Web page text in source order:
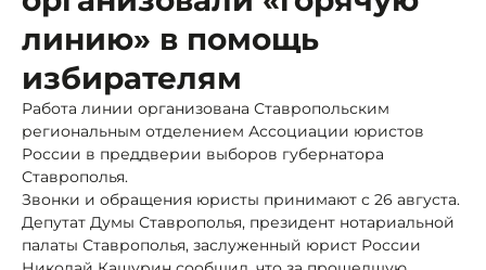
линию» в помощь
избирателям
Работа линии организована Ставропольским
региональным отделением Ассоциации юристов
России в преддверии выборов губернатора
Ставрополья.
Звонки и обращения юристы принимают с 26 августа.
Депутат Думы Ставрополья, президент нотариальной
палаты Ставрополья, заслуженный юрист России